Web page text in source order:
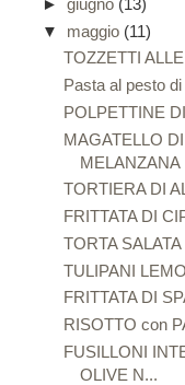
► giugno (13)
▼ maggio (11)
TOZZETTI
Pasta al pesto
POLPETTINE
MAGATELLO
MELANZANA
TORTIERA DI
FRITTATA DI
TORTA
TULIPANI
FRITTATA DI
RISOTTO con
FUSILLONI
OLIVE N...